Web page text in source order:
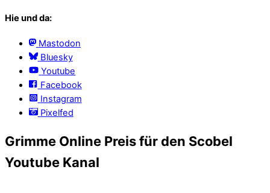
Hie und da:
Mastodon
Bluesky
Youtube
Facebook
Instagram
Pixelfed
Grimme Online Preis für den Scobel
Youtube Kanal